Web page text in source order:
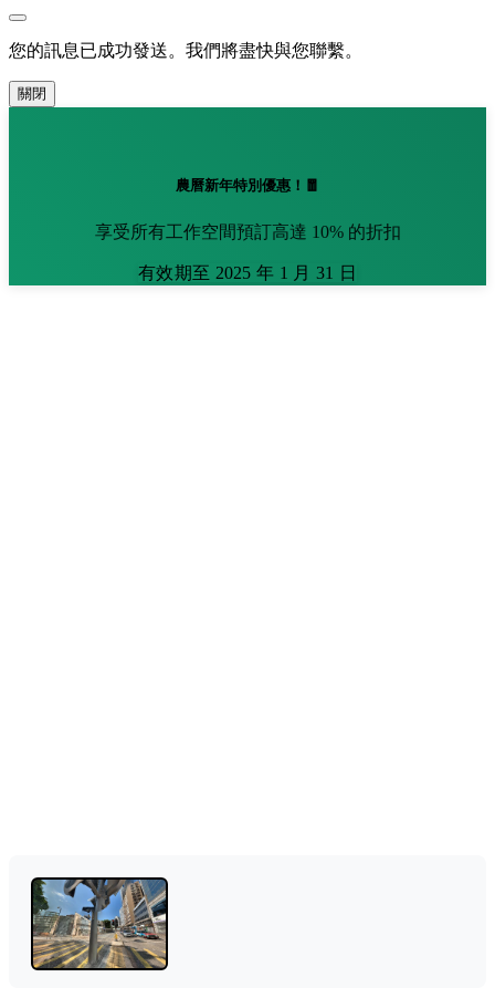
您的訊息已成功發送。我們將盡快與您聯繫。
關閉
農曆新年特別優惠！🧧
享受所有工作空間預訂高達 10% 的折扣
有效期至 2025 年 1 月 31 日